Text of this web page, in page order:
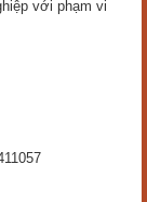
với phạm vi